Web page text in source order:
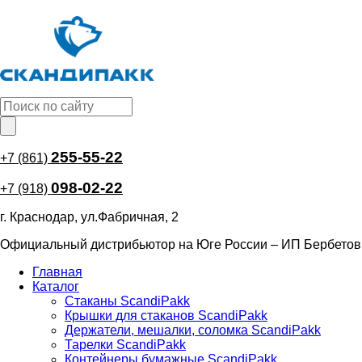
основному
содержанию
+7 (861) 255-55-22
+7 (918) 098-02-22
г. Краснодар, ул.Фабричная, 2
Официальный дистрибьютор на Юге России – ИП
Основная
навигация
Главная
Каталог
Стаканы ScandiPakk
Крышки для стаканов ScandiPakk
Держатели, мешалки, соломка ScandiPakk
Тарелки ScandiPakk
Контейнеры бумажные ScandiPakk